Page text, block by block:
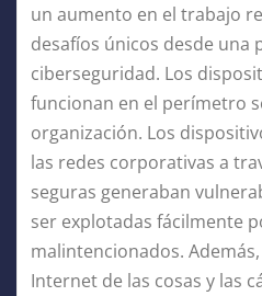
un aumento en el trabajo
desafíos únicos desde una
ciberseguridad. Los
funcionan en el perímetro
organización. Los
las redes corporativas a
seguras generaban
ser explotadas fácilmente
malintencionados.
Internet de las cosas y las